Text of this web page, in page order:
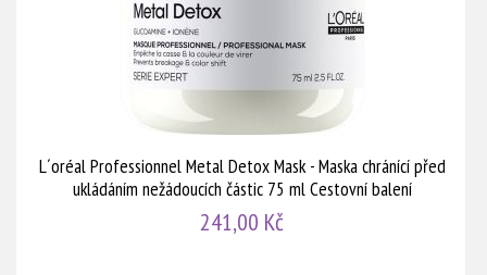
L´oréal Professionnel Metal Detox Mask - Maska chránící před
ukládáním nežádoucích částic 75 ml Cestovní balení
241,00 Kč